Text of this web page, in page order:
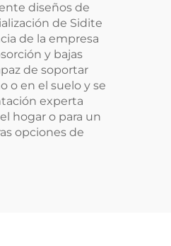
diseños de
de Sidite
de la empresa
y bajas
de soportar
o en el suelo y se
experta
hogar o para un
opciones de